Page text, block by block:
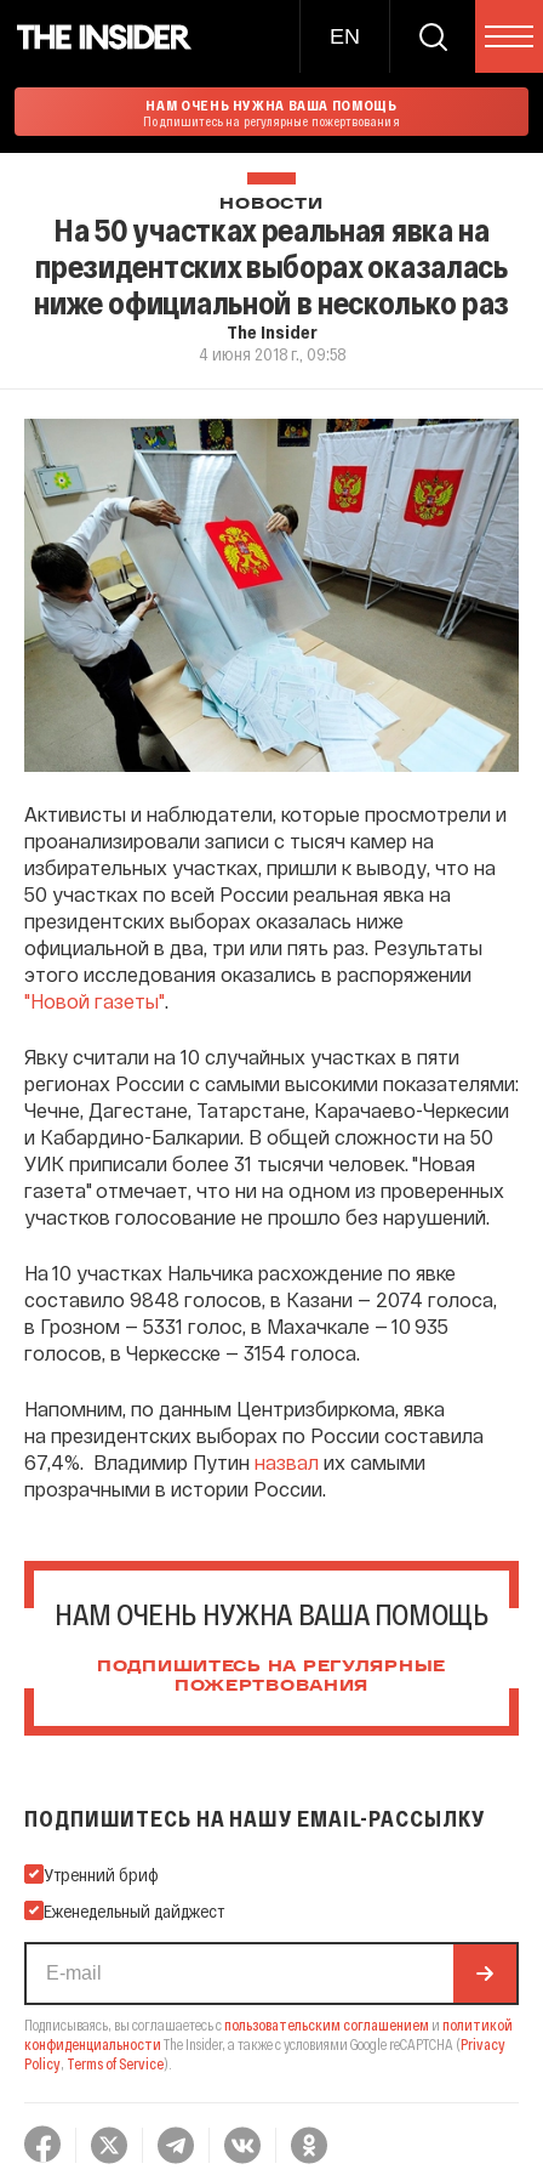
EN
НАМ ОЧЕНЬ НУЖНА ВАША ПОМОЩЬ
Подпишитесь на регулярные пожертвования
НОВОСТИ
На 50 участках реальная явка на
президентских выборах оказалась
ниже официальной в несколько раз
The Insider
4 июня 2018 г., 09:58
Активисты и наблюдатели, которые просмотрели и
проанализировали записи с тысяч камер на
избирательных участках, пришли к выводу, что на
50 участках по всей России реальная явка на
президентских выборах оказалась ниже
официальной в два, три или пять раз. Результаты
этого исследования оказались в распоряжении
"Новой газеты"
Явку считали на 10 случайных участках в пяти
регионах России с самыми высокими показателями:
Чечне, Дагестане, Татарстане, Карачаево-Черкесии
и Кабардино-Балкарии. В общей сложности на 50
УИК приписали более 31 тысячи человек. "Новая
газета" отмечает, что ни на одном из проверенных
участков голосование не прошло без нарушений.
На 10 участках Нальчика расхождение по явке
составило 9848 голосов, в Казани — 2074 голоса,
в Грозном — 5331 голос, в Махачкале — 10 935
голосов, в Черкесске — 3154 голоса.
Напомним, по данным Центризбиркома, явка
на президентских выборах по России составила
67,4%. Владимир Путин назвал их самыми
прозрачными в истории России.
НАМ ОЧЕНЬ НУЖНА ВАША ПОМОЩЬ
ПОДПИШИТЕСЬ НА РЕГУЛЯРНЫЕ
ПОЖЕРТВОВАНИЯ
ПОДПИШИТЕСЬ НА НАШУ EMAIL-РАССЫЛКУ
Подпишитесь на нашу Email-рассылку
Утренний бриф
Еженедельный дайджест
Подписываясь, вы соглашаетесь спользовательским соглашением и политикой
конфиденциальности The Insider, а также с условиями Google reCAPTCHA (Privacy
Policy Terms of Service).